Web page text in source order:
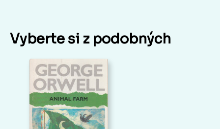
Vyberte si z podobných